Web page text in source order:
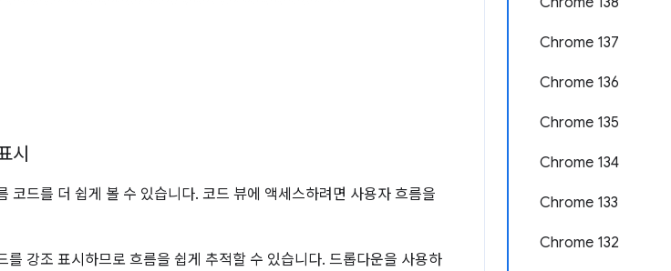
Chrome 137
Chrome 136
Chrome 135
Chrome 134
Chrome 133
Chrome 132
시
코드를 더 쉽게 볼 수 있습니다. 코드 뷰에 액세스하려면 사용자 흐름을
강조 표시하므로 흐름을 쉽게 추적할 수 있습니다. 드롭다운을 사용하